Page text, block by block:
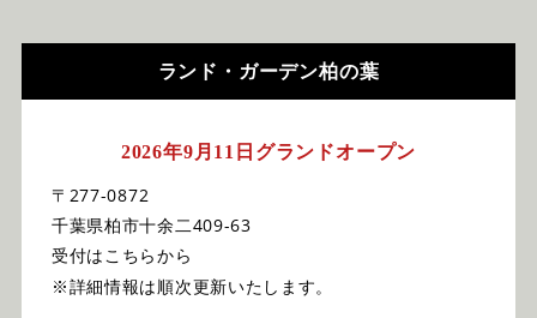
ランド・ガーデン柏の葉
2026年9月11日グランドオープン
〒277-0872
千葉県柏市十余二409-63
受付はこちらから
※詳細情報は順次更新いたします。